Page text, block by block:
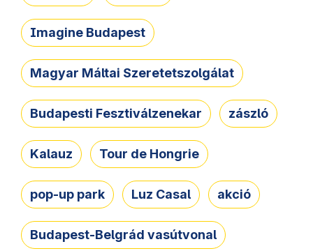
Imagine Budapest
Magyar Máltai Szeretetszolgálat
Budapesti Fesztiválzenekar zászló
Kalauz Tour de Hongrie
pop-up park Luz Casal akció
Budapest-Belgrád vasútvonal